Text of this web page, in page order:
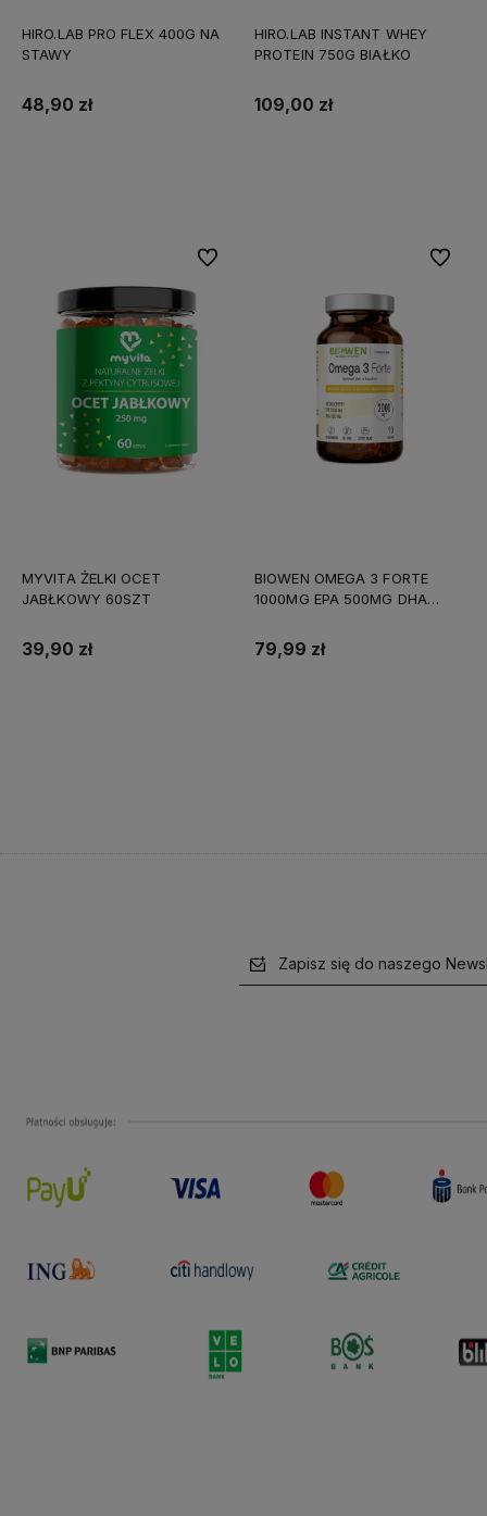
HIRO.LAB PRO FLEX 400G NA
STAWY
48,90 zł
HIRO.LAB INSTANT WHEY
PROTEIN 750G BIAŁKO
109,00 zł
MYVITA ŻELKI OCET
JABŁKOWY 60SZT
39,90 zł
Do ulubionych
BIOWEN OMEGA 3 FORTE
1000MG EPA 500MG DHA
79,99 zł
Do
Zapisz się do naszego